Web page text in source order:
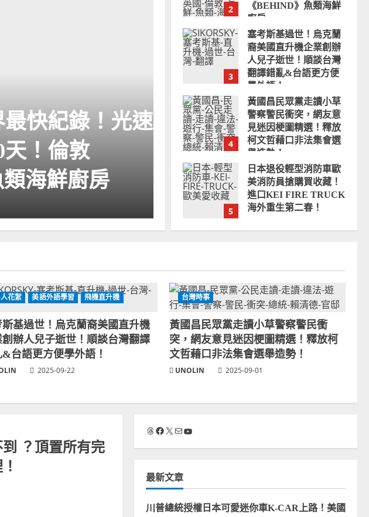
錄！光速晉升
敦
廚房
名人花絮 美語外語學習 飛機直升機
塞考斯基過世！烏
企業創辦人兒子逝
錯亂&台語更方便學
UNOLIN 2025-09-22
3
翻譯錯亂&台語更方便
學外語！
2025-09-22
4
黃國昌民眾黨走讀小草
警察警民衝突，網友意
見迷因梗圖精選！釋放
柯文哲藉口非法集會選
舉造勢！
2025-09-01
5
日本退役輕型消防車歐
美消防員搶購買收藏！
進口KEI FIRE TRUCK
海外重生第二春！
1
川普總統授權日本可愛
迷你車K-CAR上路！美
國將生產製造銷售日系
小車KEI-CAR省油輕型
廚房
2025-09-23
3
塞考斯基過世！烏克蘭
裔美國直升機企業創辦
人兒子逝世！順談台灣
翻譯錯亂&台語更方便
學外語！
2025-09-22
黃國昌民眾黨走讀小草
美消防員搶購買收藏！
2025-08-08
花絮 美語外語學習 飛機直升機
斯基過世！烏克蘭裔美國直升機
創辦人兒子逝世！順談台灣翻譯
台語更方便學外語！
2025-09-22
台灣時事
黃國昌民眾黨走讀小草警察警民衝
突，網友意見迷因梗圖精選！釋放柯
文哲藉口非法集會選舉造勢！
UNOLIN 2025-09-01
？頂置所有完
Threads
Facebook
X 電子郵件YouTube
最新文章
川普總統授權日本可愛迷你車K-CAR上路！美國